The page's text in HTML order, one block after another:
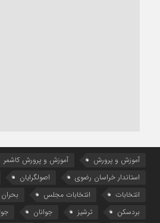
آموزش و پرورش آموزش و پرورش کاشمر
استاندار خراسان رضوی
اصولگرایان
انتخابات
انتخابات مجلس بحران
بردسکن
ترشیز جوانان